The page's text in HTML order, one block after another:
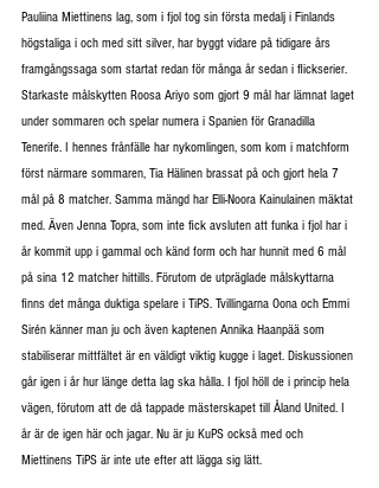
Pauliina Miettinens lag, som i fjol tog sin första medalj i Finlands
högstaliga i och med sitt silver, har byggt vidare på tidigare års
framgångssaga som startat redan för många år sedan i flickserier.
Starkaste målskytten Roosa Ariyo som gjort 9 mål har lämnat laget
under sommaren och spelar numera i Spanien för Granadilla
Tenerife. I hennes frånfälle har nykomlingen, som kom i matchform
först närmare sommaren, Tia Hälinen brassat på och gjort hela 7
mål på 8 matcher. Samma mängd har Elli-Noora Kainulainen mäktat
med. Även Jenna Topra, som inte fick avsluten att funka i fjol har i
år kommit upp i gammal och känd form och har hunnit med 6 mål
på sina 12 matcher hittills. Förutom de utpräglade målskyttarna
finns det många duktiga spelare i TiPS. Tvillingarna Oona och Emmi
Sirén känner man ju och även kaptenen Annika Haanpää som
stabiliserar mittfältet är en väldigt viktig kugge i laget. Diskussionen
går igen i år hur länge detta lag ska hålla. I fjol höll de i princip hela
vägen, förutom att de då tappade mästerskapet till Åland United. I
år är de igen här och jagar. Nu är ju KuPS också med och
Miettinens TiPS är inte ute efter att lägga sig lätt.